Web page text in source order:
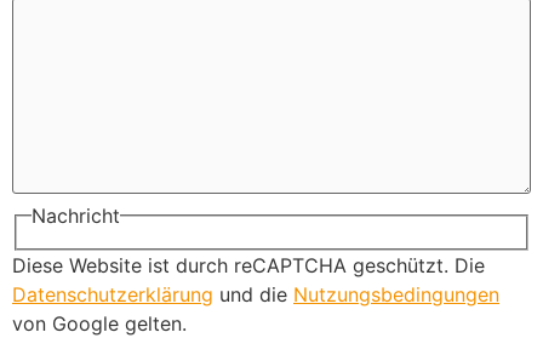
Nachricht
Diese Website ist durch reCAPTCHA geschützt. Die
Datenschutzerklärung und die Nutzungsbedingungen
von Google gelten.